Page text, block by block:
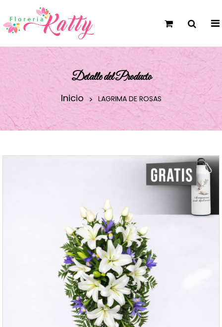
Detalle del Producto
Inicio LAGRIMA DE ROSAS